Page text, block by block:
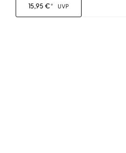
15,95 €* UVP